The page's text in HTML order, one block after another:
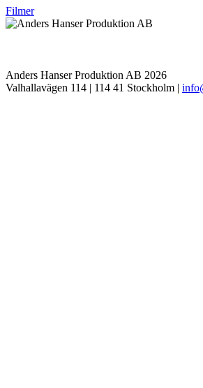
Filmer
Anders Hanser Produktion AB 2026
Valhallavägen 114 | 114 41 Stockholm | ofni